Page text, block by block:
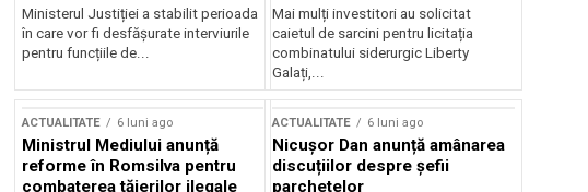
Ministerul Justiției a stabilit perioada
în care vor fi desfășurate interviurile
pentru funcțiile de...
Mai mulți investitori au solicitat
caietul de sarcini pentru licitația
combinatului siderurgic Liberty
Galați,...
ACTUALITATE 6 luni ago
Ministrul Mediului anunță
reforme în Romsilva pentru
combaterea tăierilor ilegale
ACTUALITATE 6 luni ago
Nicușor Dan anunță amânarea
discuțiilor despre șefii
parchetelor